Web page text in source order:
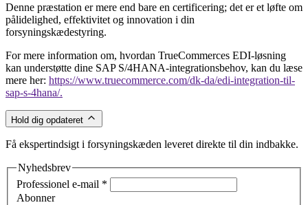
Denne præstation er mere end bare en certificering; det er et løfte om
pålidelighed, effektivitet og innovation i din
forsyningskædestyring.
For mere information om, hvordan TrueCommerces EDI-løsning
kan understøtte dine SAP S/4HANA-integrationsbehov, kan du læse
mere her: https://www.truecommerce.com/dk-da/edi-integration-til-
sap-s-4hana/.
Hold dig opdateret
Få ekspertindsigt i forsyningskæden leveret direkte til din indbakke.
Nyhedsbrev
Professionel e-mail *
Abonner